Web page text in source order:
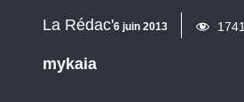
La Rédac'6 juin 2013
mykaia